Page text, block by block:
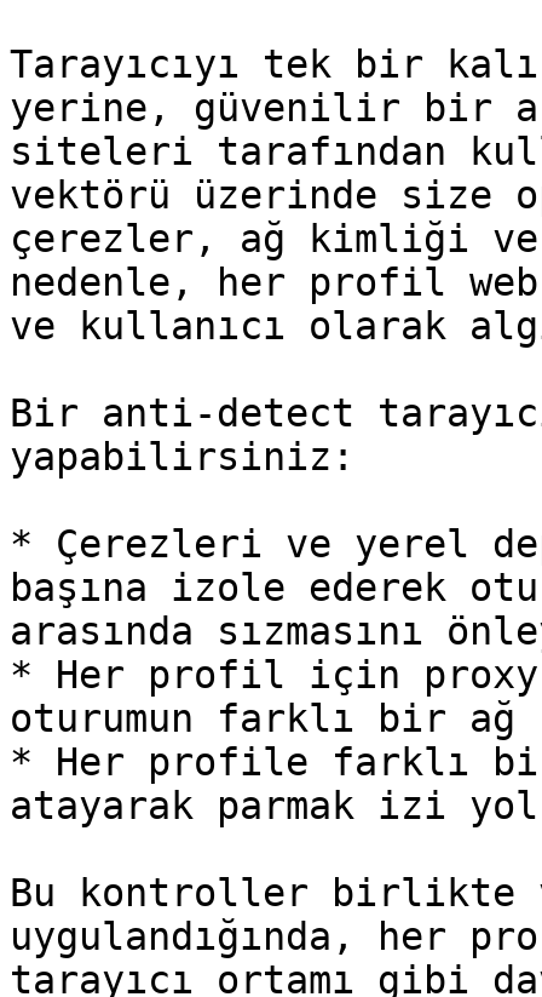
Tarayıcıyı tek bir
yerine, güvenilir bir
siteleri tarafından
vektörü üzerinde size
çerezler, ağ kimliği
nedenle, her profil
ve kullanıcı olarak
Bir anti-detect
yapabilirsiniz:
* Çerezleri ve yerel
başına izole ederek
arasında sızmasını
* Her profil için
oturumun farklı bir ağ
* Her profile farklı
atayarak parmak izi
Bu kontroller birlikte
uygulandığında, her
tarayıcı ortamı gibi